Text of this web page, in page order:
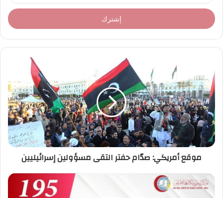
خ
ل
ر
ك
ا
ل
ل
ك
ت
ر
ي
موقع أمريكي: صدّام حفتر التقى مسؤولين إسرائيليين